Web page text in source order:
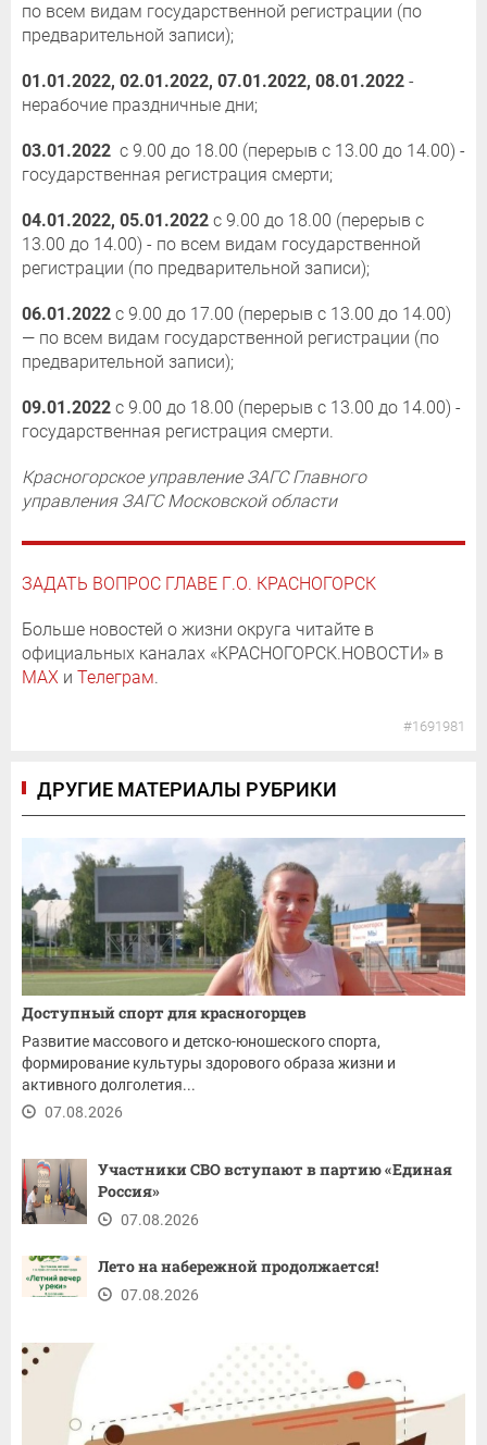
по всем видам государственной регистрации (по
предварительной записи);
01.01.2022, 02.01.2022, 07.01.2022, 08.01.2022 -
нерабочие праздничные дни;
03.01.2022 с 9.00 до 18.00 (перерыв с 13.00 до 14.00) -
государственная регистрация смерти;
04.01.2022, 05.01.2022 с 9.00 до 18.00 (перерыв с
13.00 до 14.00) - по всем видам государственной
регистрации (по предварительной записи);
06.01.2022 с 9.00 до 17.00 (перерыв с 13.00 до 14.00)
— по всем видам государственной регистрации (по
предварительной записи);
09.01.2022 с 9.00 до 18.00 (перерыв с 13.00 до 14.00) -
государственная регистрация смерти.
Красногорское управление ЗАГС Главного
управления ЗАГС Московской области
ЗАДАТЬ ВОПРОС ГЛАВЕ Г.О. КРАСНОГОРСК
Больше новостей о жизни округа читайте в
официальных каналах «КРАСНОГОРСК.НОВОСТИ» в
MAX и Телеграм.
#1691981
ДРУГИЕ МАТЕРИАЛЫ РУБРИКИ
Доступный спорт для красногорцев
Развитие массового и детско-юношеского спорта,
формирование культуры здорового образа жизни и
активного долголетия...
07.08.2026
Участники СВО вступают в партию «Единая
Россия»
07.08.2026
Лето на набережной продолжается!
07.08.2026